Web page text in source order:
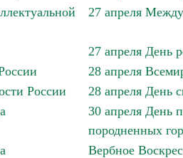
27 апреля
27 апреля День
28 апреля
России
28 апреля День
30 апреля День
породненных
Вербное